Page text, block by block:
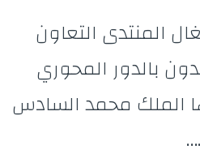
المنتدى التعاون
بالدور المحوري
الملك محمد السادس